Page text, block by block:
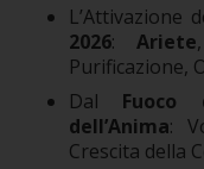
L’Attivazione
2026: Ariete
Purificazione,
Dal Fuoco
dell’Anima:
Crescita della